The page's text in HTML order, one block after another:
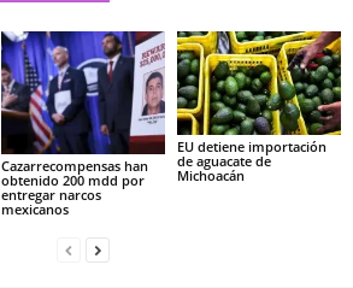
Cazarrecompensas han
obtenido 200 mdd por
entregar narcos
mexicanos
EU detiene importación
de aguacate de
Michoacán